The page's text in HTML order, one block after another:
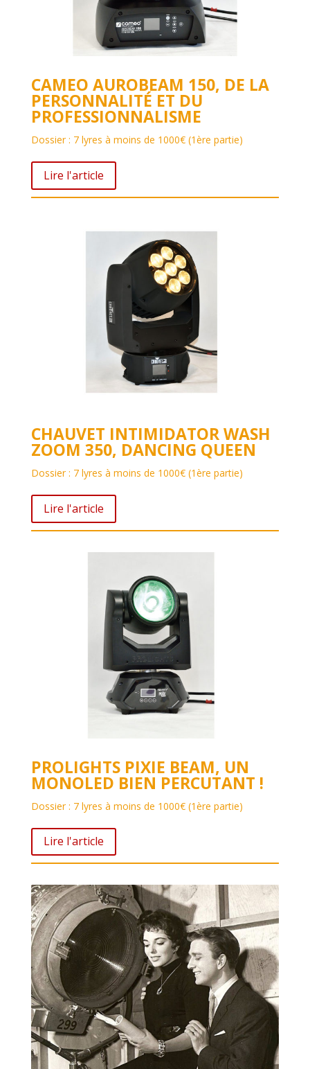
CAMEO AUROBEAM 150, DE LA
PERSONNALITÉ ET DU
PROFESSIONNALISME
Dossier : 7 lyres à moins de 1000€ (1ère partie)
Lire l'article
CHAUVET INTIMIDATOR WASH
ZOOM 350, DANCING QUEEN
Dossier : 7 lyres à moins de 1000€ (1ère partie)
Lire l'article
PROLIGHTS PIXIE BEAM, UN
MONOLED BIEN PERCUTANT !
Dossier : 7 lyres à moins de 1000€ (1ère partie)
Lire l'article